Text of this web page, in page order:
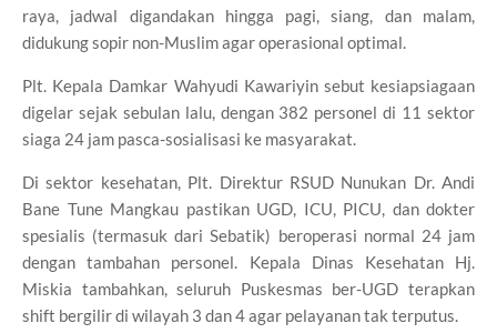
raya, jadwal digandakan hingga pagi, siang, dan malam,
didukung sopir non-Muslim agar operasional optimal.
Plt. Kepala Damkar Wahyudi Kawariyin sebut kesiapsiagaan
digelar sejak sebulan lalu, dengan 382 personel di 11 sektor
siaga 24 jam pasca-sosialisasi ke masyarakat.
Di sektor kesehatan, Plt. Direktur RSUD Nunukan Dr. Andi
Bane Tune Mangkau pastikan UGD, ICU, PICU, dan dokter
spesialis (termasuk dari Sebatik) beroperasi normal 24 jam
dengan tambahan personel. Kepala Dinas Kesehatan Hj.
Miskia tambahkan, seluruh Puskesmas ber-UGD terapkan
shift bergilir di wilayah 3 dan 4 agar pelayanan tak terputus.